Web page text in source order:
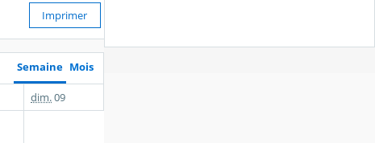
Imprimer
Semaine Mois
dim.09